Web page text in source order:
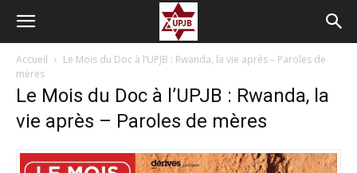
Accueil
Le Mois du Doc à l’UPJB : Rwanda, la vie après – Paroles de
mères
Le Mois du Doc à l’UPJB : Rwanda, la
vie après – Paroles de mères